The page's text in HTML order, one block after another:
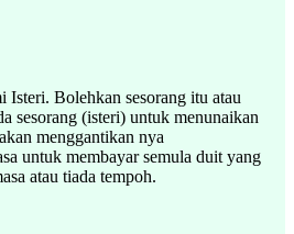
Isteri. Bolehkan sesorang itu atau
sesorang (isteri) untuk menunaikan
menggantikan nya
untuk membayar semula duit yang
atau tiada tempoh.